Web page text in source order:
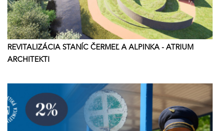
REVITALIZÁCIA STANÍC ČERMEĽ A ALPINKA - ATRIUM
ARCHITEKTI